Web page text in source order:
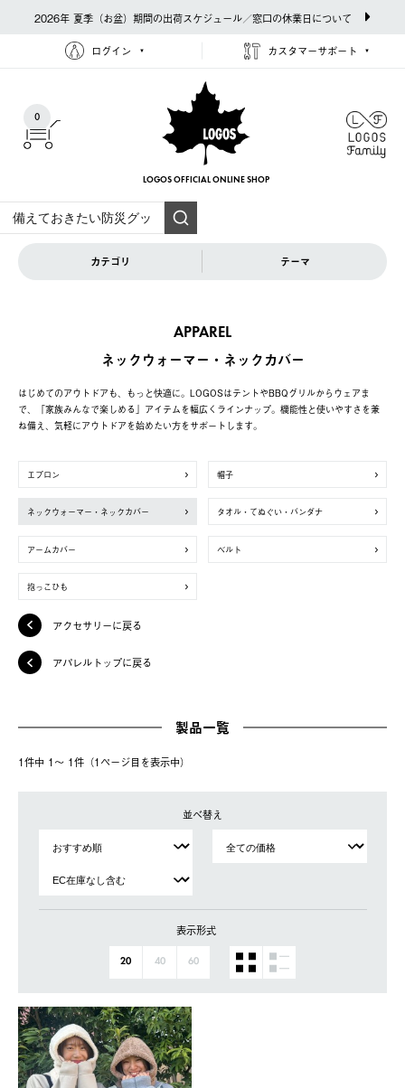
2026年 夏季（お盆）期間の出荷スケジュール／窓口の休業日について
ログイン カスタマーサポート
0
LOGOS OFFICIAL ONLINE SHOP
カテゴリ テーマ
APPAREL
ネックウォーマー・ネックカバー
はじめてのアウトドアも、もっと快適に。LOGOSはテントやBBQグリルからウェアま
で、「家族みんなで楽しめる」アイテムを幅広くラインナップ。機能性と使いやすさを兼
ね備え、気軽にアウトドアを始めたい方をサポートします。
エプロン 帽子
ネックウォーマー・ネックカバー タオル・てぬぐい・バンダナ
アームカバー ベルト
抱っこひも
アクセサリーに戻る
アパレルトップに戻る
製品一覧
1件中 1〜 1件（1ページ⽬を表⽰中）
並べ替え
表示形式
20 40 60